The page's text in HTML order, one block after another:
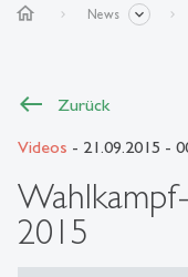
home News
Zurück
Videos - 21.09.2015 -
2015